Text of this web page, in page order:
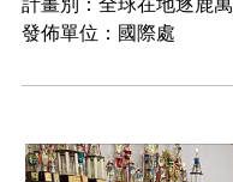
發佈單位：國際處